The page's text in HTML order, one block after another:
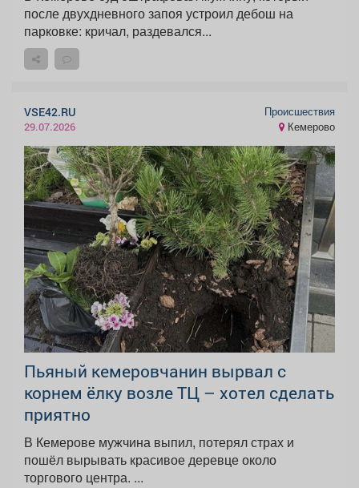
после двухдневного запоя устроил дебош на
парковке: кричал, раздевался...
VSE42.RU
29.07.2026
Происшествия
Кемерово
Пьяный кемеровчанин вырвал с
корнем ёлку возле ТЦ – хотел сделать
приятно
В Кемерове мужчина выпил, потерял страх и
пошёл вырывать красивое деревце около
торгового центра. ...